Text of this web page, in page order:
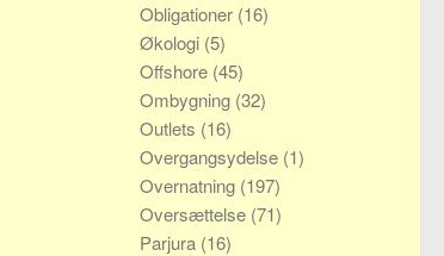
Obligationer (16)
Økologi (5)
Offshore (45)
Ombygning (32)
Outlets (16)
Overgangsydelse (1)
Overnatning (197)
Oversættelse (71)
Parjura (16)